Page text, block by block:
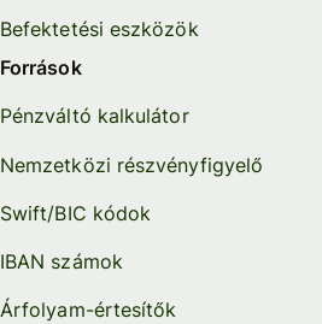
Befektetési eszközök
Források
Pénzváltó kalkulátor
Nemzetközi részvényfigyelő
Swift/BIC kódok
IBAN számok
Árfolyam-értesítők